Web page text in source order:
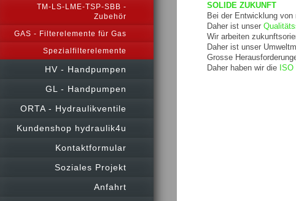
TM-LS-LME-TSP-SBB -
Zubehör
GAS - Filterelemente für Gas
Spezialfilterelemente
HV - Handpumpen
GL - Handpumpen
ORTA - Hydraulikventile
Kundenshop hydraulik4u
Kontaktformular
Soziales Projekt
Anfahrt
SOLIDE ZUKUNFT
Bei der Entwicklung
Daher ist unser
Wir arbeiten
Daher ist unser
Grosse
Daher haben wir die